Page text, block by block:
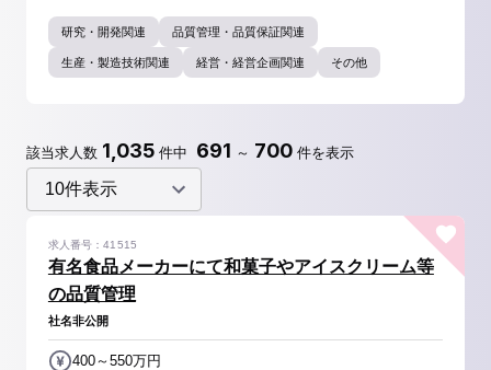
研究・開発関連 品質管理・品質保証関連
生産・製造技術関連 経営・経営企画関連 その他
該当求人数 1,035 件中 691 ～ 700 件を表示
有名食品メーカーにて和菓子やアイスクリーム等
の品質管理
求人番号：41515
社名非公開
400～550万円